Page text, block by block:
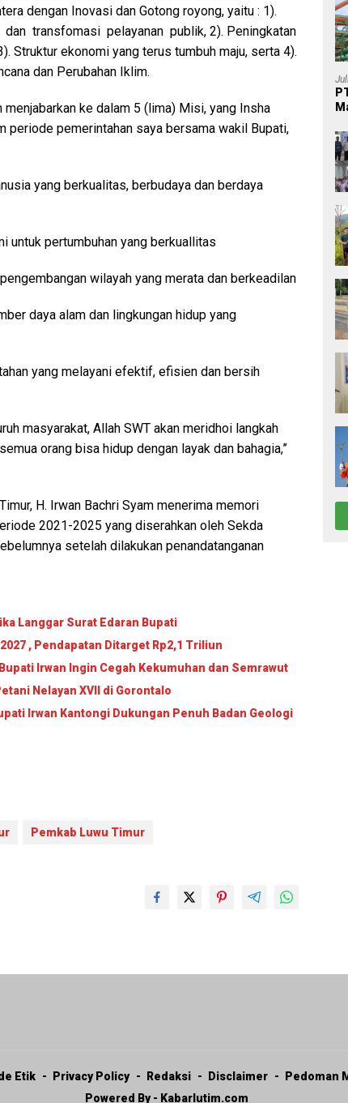
dengan Inovasi dan Gotong royong, yaitu : 1).
dan transfomasi pelayanan publik, 2). Peningkatan
Struktur ekonomi yang terus tumbuh maju, serta 4).
dan Perubahan Iklim.
ke dalam 5 (lima) Misi, yang Insha
periode pemerintahan saya bersama wakil Bupati,
yang berkualitas, berbudaya dan berdaya
untuk pertumbuhan yang berkuallitas
wilayah yang merata dan berkeadilan
daya alam dan lingkungan hidup yang
yang melayani efektif, efisien dan bersih
masyarakat, Allah SWT akan meridhoi langkah
orang bisa hidup dengan layak dan bahagia,”
H. Irwan Bachri Syam menerima memori
2021-2025 yang diserahkan oleh Sekda
setelah dilakukan penandatanganan
Langgar Surat Edaran Bupati
, Pendapatan Ditarget Rp2,1 Triliun
Irwan Ingin Cegah Kekumuhan dan Semrawut
Nelayan XVII di Gorontalo
Irwan Kantongi Dukungan Penuh Badan Geologi
Pemkab Luwu Timur
Etik Privacy Policy Redaksi Disclaimer
Pedoman
Powered By - Kabarlutim.com